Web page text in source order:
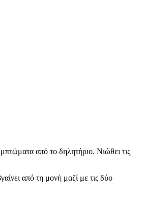
από το δηλητήριο. Νιώθει τις
από τη μονή μαζί με τις δύο